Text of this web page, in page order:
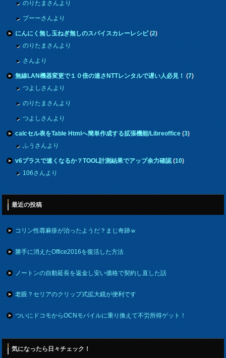
のりたまさんより
プーーさんより
にんにく無し玉ねぎ無しのスパイスカレーレシピ(2)
のりたまさんより
さんより
無線LAN機器変更で１０倍の速さNTTレンタルで遅い人必見！(7)
つよしさんより
のりたまさんより
つよしさんより
calcセル表をTable Htmlへ簡単作成する拡張機能/Libreoffice(3)
ふうさんより
v6プラスで速くなるか？TOOL計測結果でアップ余力確認(10)
106さんより
最近の投稿
コリン性蕁麻疹が治ったようだ？まじ奇跡ｗ
勝手に消えたOffice2016を復活した方法
ノートンの自動延長を返金し安い価格で契約し直した話
老眼？セリアのクリップ式拡大鏡が便利です
ついにドコモからOCNモバイルに乗り換えて不労所得ゲット！
気になったら日々チェック！